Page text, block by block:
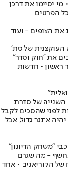
יסיימו את דרכן
כל הפרטים
הצופים - ועוד
העוקצנית של סת'
את "חוק וסדר"
ראשון • חדשות
השנייה של סדרת
לפני שהסכים לקבל
אתגר גדול, אבל
"משחק הדיונון"
נחשף - מה שגרם
הקוריאנים • אחד